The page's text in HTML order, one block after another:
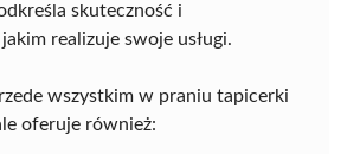
skuteczność i
realizuje swoje usługi.
wszystkim w praniu tapicerki
oferuje również: